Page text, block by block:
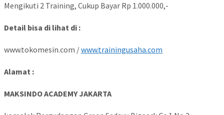
Mengikuti 2 Training, Cukup Bayar Rp 1.000.000,-
Detail bisa di lihat di :
www.tokomesin.com /www.trainingusaha.com
Alamat :
MAKSINDO ACADEMY JAKARTA